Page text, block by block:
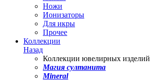
Ножи
Ионизаторы
Для икры
Прочее
Коллекции
Назад
Коллекции ювелирных изделий
Магия султанита
Mineral